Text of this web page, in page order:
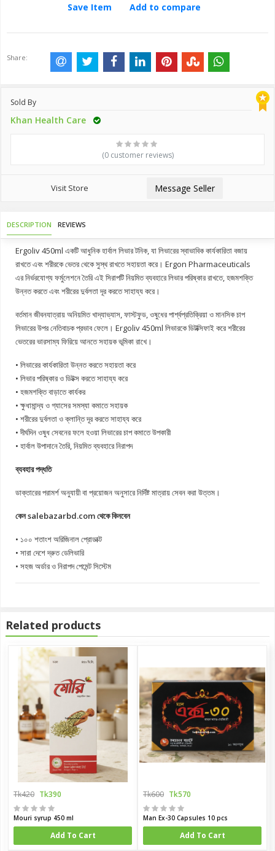
Save Item Add to compare
Share:
Sold By
Khan Health Care
(0 customer reviews)
Visit Store Message Seller
DESCRIPTION REVIEWS
Ergoliv 450ml একটি আধুনিক হার্বাল লিভার টনিক, যা লিভারের স্বাভাবিক কার্যকারিতা বজায়
রাখতে এবং শরীরকে ভেতর থেকে সুস্থ রাখতে সহায়তা করে। Ergon Pharmaceuticals
এর নির্ভরযোগ্য ফর্মুলেশনে তৈরি এই সিরাপটি নিয়মিত ব্যবহারে লিভার পরিষ্কার রাখতে, হজমশক্তি
উন্নত করতে এবং শরীরের দুর্বলতা দূর করতে সাহায্য করে।
বর্তমান জীবনযাত্রায় অনিয়মিত খাদ্যাভ্যাস, ফাস্টফুড, ওষুধের পার্শ্বপ্রতিক্রিয়া ও মানসিক চাপ
লিভারের উপর নেতিবাচক প্রভাব ফেলে। Ergoliv 450ml লিভারকে ডিটক্সিফাই করে শরীরের
ভেতরের ভারসাম্য ফিরিয়ে আনতে সহায়ক ভূমিকা রাখে।
• লিভারের কার্যকারিতা উন্নত করতে সহায়তা করে
• লিভার পরিষ্কার ও ডিটক্স করতে সাহায্য করে
• হজমশক্তি বাড়াতে কার্যকর
• ক্ষুধামান্দ্য ও গ্যাসের সমস্যা কমাতে সহায়ক
• শরীরের দুর্বলতা ও ক্লান্তি দূর করতে সাহায্য করে
• দীর্ঘদিন ওষুধ সেবনের ফলে হওয়া লিভারের চাপ কমাতে উপকারী
• হার্বাল উপাদানে তৈরি, নিয়মিত ব্যবহারে নিরাপদ
ব্যবহার পদ্ধতি
ডাক্তারের পরামর্শ অনুযায়ী বা প্রয়োজন অনুসারে নির্দিষ্ট মাত্রায় সেবন করা উত্তম।
কেন salebazarbd.com থেকে কিনবেন
• ১০০ শতাংশ অরিজিনাল প্রোডাক্ট
• সারা দেশে দ্রুত ডেলিভারি
• সহজ অর্ডার ও নিরাপদ পেমেন্ট সিস্টেম
Related products
Tk420 Tk390
Mouri syrup 450 ml
Add To Cart
Tk600 Tk570
Man Ex-30 Capsules 10 pcs
Add To Cart